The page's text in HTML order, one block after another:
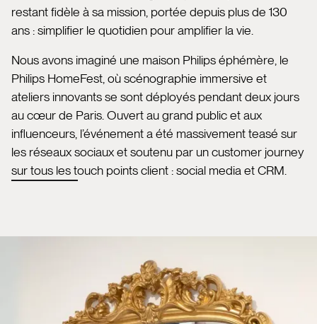
restant fidèle à sa mission, portée depuis plus de 130
ans : simplifier le quotidien pour amplifier la vie.
Nous avons imaginé une maison Philips éphémère, le
Philips HomeFest, où scénographie immersive et
ateliers innovants se sont déployés pendant deux jours
au cœur de Paris. Ouvert au grand public et aux
influenceurs, l’événement a été massivement teasé sur
les réseaux sociaux et soutenu par un customer journey
sur tous les touch points client : social media et CRM.